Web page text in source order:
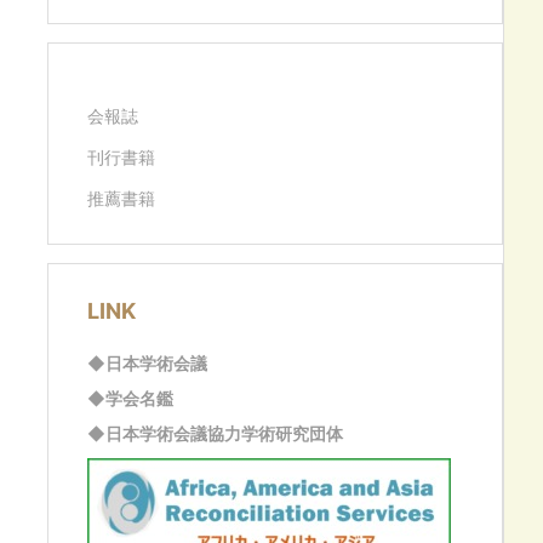
会報誌
刊行書籍
推薦書籍
LINK
◆日本学術会議
◆学会名鑑
◆日本学術会議協力学術研究団体